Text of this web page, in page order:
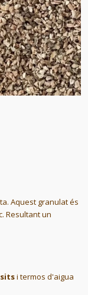
Aquest granulat és
Resultant un
i termos d'aigua